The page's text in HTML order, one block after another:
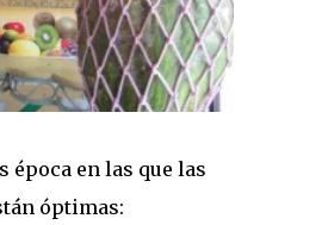
época en las que las
óptimas: